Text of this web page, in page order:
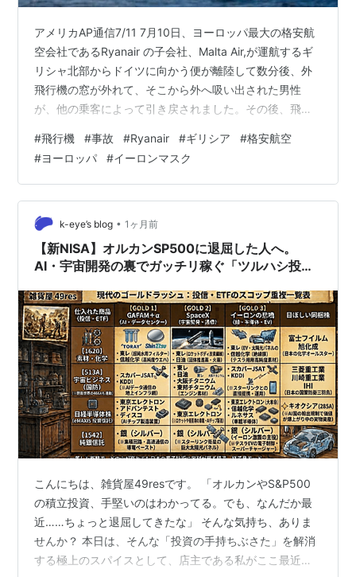
アメリカAP通信7/11 7月10日、ヨーロッパ最大の格安航
空会社であるRyanair の子会社、Malta Air,が運航するギ
リシャ北部からドイツに向かう便が離陸して数分後、外
飛行機の窓が外れて、そこから外へ吸い出された男性
が、他の乗客によって引き戻されました。その後、飛行
ていない61歳の乗客は、首と肩の負傷および摩擦による
火傷を負ったと、メディアへの公的な発言を許可されて
いないため匿名を条件に語ったギリシャの病院関係者が
コメントしました。 乗客たちはギリシャのメディアに対
し、大きな爆発音が聞こえ、酸素マスクが降りてきて、
飛行機が高度を下…
#飛行機 #事故 #Ryanair #ギリシア #格安航空
#ヨーロッパ #イーロンマスク
k-eye’s blog • 1ヶ月前
【新NISA】オルカンSP500に退屈した人へ。
AI・宇宙開発の裏でガッチリ稼ぐ「ツルハシ投資
こんにちは、雑貨屋49resです。 「オルカンやS&P500
の積立投資、手堅いのはわかってる。でも、なんだか最
近……ちょっと退屈してきたな」 そんな気持ち、ありま
せんか？ 本日は、そんな「投資の手持ちぶさた」を解消
する極上のスパイスとして、店主である私がここ最近、